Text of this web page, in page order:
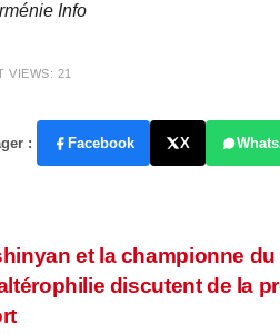
Info
VIEWS: 21
: Facebook X
et la championne
discutent de la